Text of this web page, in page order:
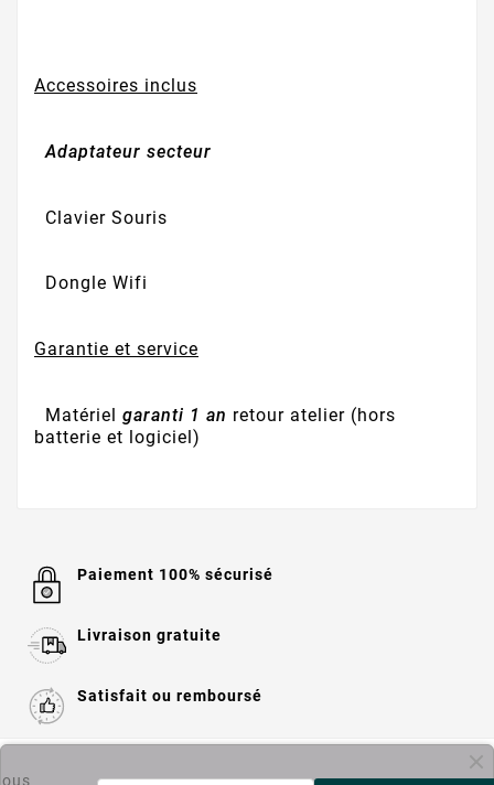
Accessoires inclus
Adaptateur secteur
Clavier Souris
Dongle Wifi
Garantie et service
Matériel garanti 1 an retour atelier (hors
batterie et logiciel)
Paiement 100% sécurisé
Livraison gratuite
Satisfait ou remboursé
Informations